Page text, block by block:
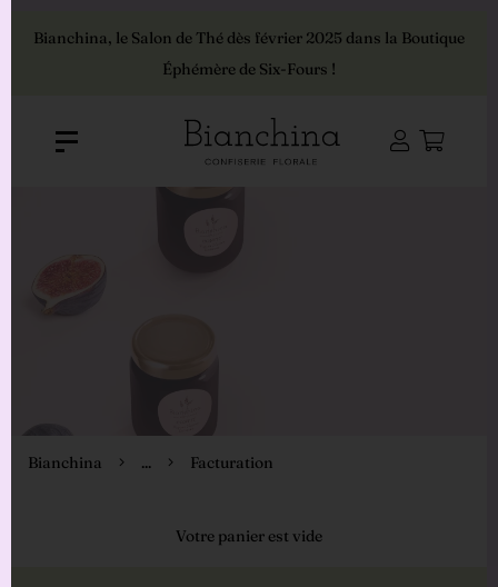
Bianchina, le Salon de Thé dès février 2025 dans la Boutique
Éphémère de Six-Fours !
Bianchina ... Facturation
Votre panier est vide